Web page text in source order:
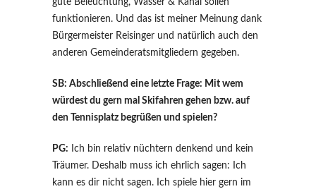
gute Beleuchtung, Wasser & Kanal sollen
funktionieren. Und das ist meiner Meinung dank
Bürgermeister Reisinger und natürlich auch den
anderen Gemeinderatsmitgliedern gegeben.
SB: Abschließend eine letzte Frage: Mit wem
würdest du gern mal Skifahren gehen bzw. auf
den Tennisplatz begrüßen und spielen?
PG: Ich bin relativ nüchtern denkend und kein
Träumer. Deshalb muss ich ehrlich sagen: Ich
kann es dir nicht sagen. Ich spiele hier gern im